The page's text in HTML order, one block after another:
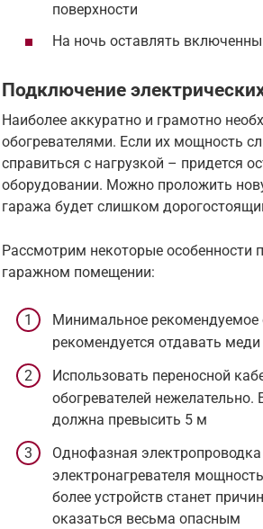
поверхности
На ночь оставлять
Подключение
Наиболее аккуратно и грамотно
обогревателями. Если их мощность
справиться с нагрузкой – придется
оборудовании. Можно проложить
гаража будет слишком
Рассмотрим некоторые особенности
гаражном помещении:
Минимальное рекомендуемое
рекомендуется отдавать меди
Использовать переносной
обогревателей нежелательно.
должна превысить 5 м
Однофазная
электронагревателя
более устройств станет
оказаться весьма опасным